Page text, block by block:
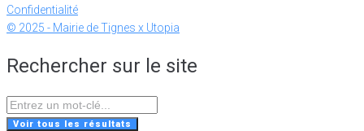
Confidentialité
© 2025 - Mairie de Tignes x Utopia
Rechercher sur le site
Search
...Voir tous les résultats